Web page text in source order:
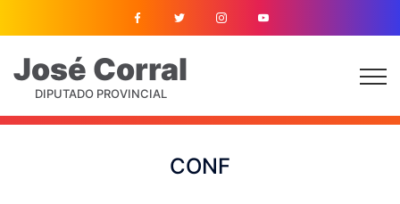
José Corral
DIPUTADO PROVINCIAL
CONF